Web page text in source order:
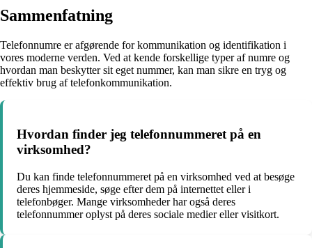
Sammenfatning
Telefonnumre er afgørende for kommunikation og identifikation i
vores moderne verden. Ved at kende forskellige typer af numre og
hvordan man beskytter sit eget nummer, kan man sikre en tryg og
effektiv brug af telefonkommunikation.
Hvordan finder jeg telefonnummeret på en
virksomhed?
Du kan finde telefonnummeret på en virksomhed ved at besøge
deres hjemmeside, søge efter dem på internettet eller i
telefonbøger. Mange virksomheder har også deres
telefonnummer oplyst på deres sociale medier eller visitkort.